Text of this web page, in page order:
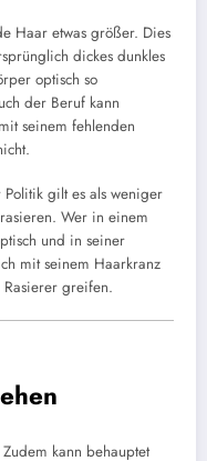
Haar etwas größer. Dies
dickes dunkles
optisch so
der Beruf kann
seinem fehlenden
gilt es als weniger
Wer in einem
und in seiner
mit seinem Haarkranz
greifen.
kann behauptet